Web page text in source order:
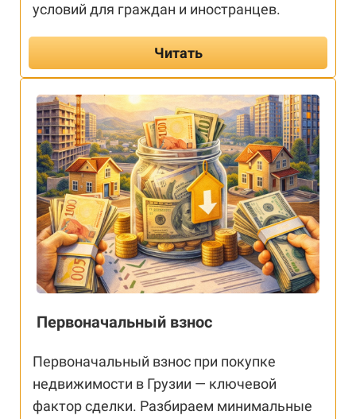
условий для граждан и иностранцев.
Читать
Первоначальный взнос
Первоначальный взнос при покупке
недвижимости в Грузии — ключевой
фактор сделки. Разбираем минимальные